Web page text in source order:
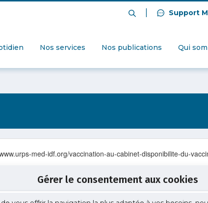
Gérer le consentement aux cookies
Support
Nos services Nos publications Qui
med-idf.org/vaccination-au-cabinet-disponibilite-du-